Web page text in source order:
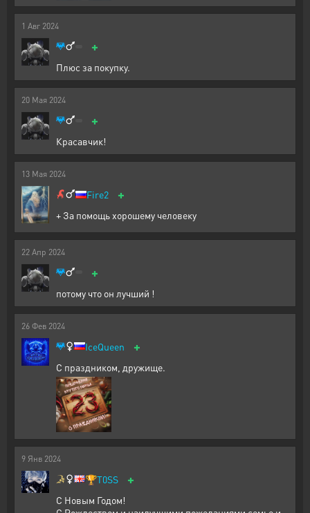
1 Авг 2024
+
Плюс за покупку.
20 Мая 2024
+
Красавчик!
13 Мая 2024
Fire2 +
+ За помощь хорошему человеку
22 Апр 2024
+
потому что он лучший !
26 Фев 2024
IceQueen +
С праздником, дружище.
9 Янв 2024
🏆T0SS +
С Новым Годом!